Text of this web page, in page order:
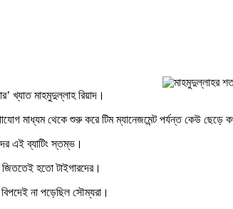
খ্যাত মাহমুদুল্লাহ রিয়াদ।
মাধ্যম থেকে শুরু করে টিম ম্যানেজমেন্ট পর্যন্ত কেউ ছেড়ে
এই ব্যাটিং স্তম্ভ।
জিততেই হতো টাইগারদের।
না পড়েছিল সৌম্যরা।